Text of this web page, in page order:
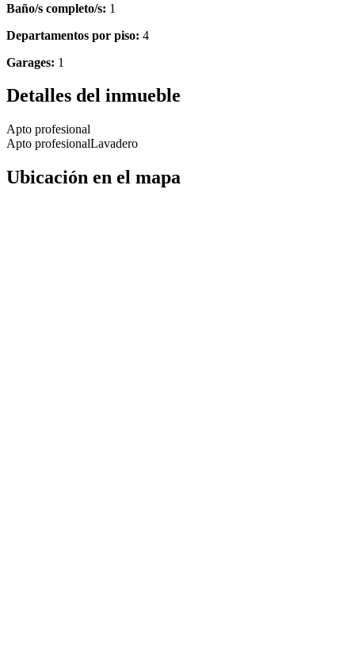
Baño/s completo/s: 1
Departamentos por piso: 4
Garages: 1
Detalles del inmueble
Apto profesional
Apto profesionalLavadero
Ubicación en el mapa